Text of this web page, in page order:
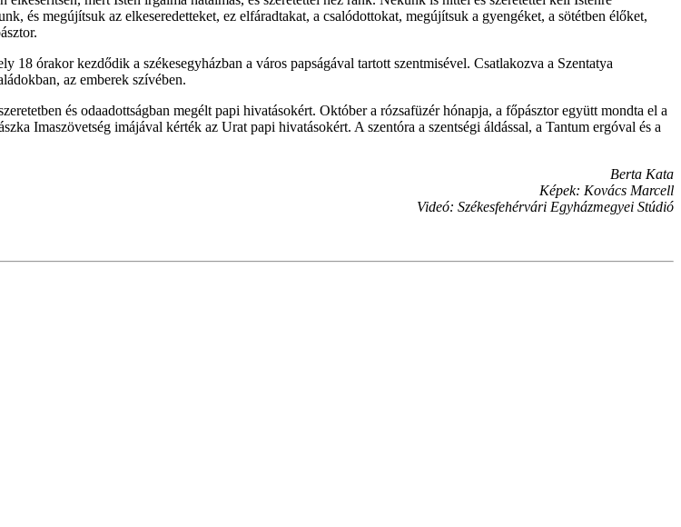
és megújítsuk az elkeseredetteket, ez elfáradtakat, a csalódottokat, megújítsuk a gyengéket, a sötétben élőket,
órakor kezdődik a székesegyházban a város papságával tartott szentmisével. Csatlakozva a Szentatya
az emberek szívében.
és odaadottságban megélt papi hivatásokért. Október a rózsafüzér hónapja, a főpásztor együtt mondta el a
Imaszövetség imájával kérték az Urat papi hivatásokért. A szentóra a szentségi áldással, a Tantum ergóval és a
Berta Kata
Képek: Kovács Marcell
Videó: Székesfehérvári Egyházmegyei Stúdió